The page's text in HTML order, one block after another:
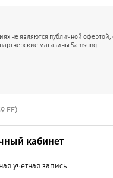
не являются публичной
магазины Samsung.
FE)
кабинет
учетная запись